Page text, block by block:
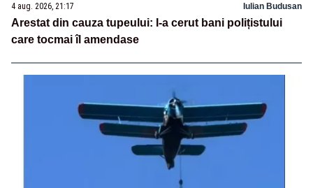
4 aug. 2026, 21:17 Iulian Budusan
Arestat din cauza tupeului: I-a cerut bani polițistului
care tocmai îl amendase